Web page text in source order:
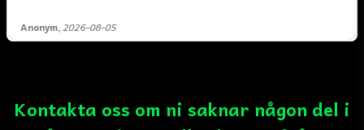
Anonym,2026-08-05
Kontakta oss om ni saknar någon del i